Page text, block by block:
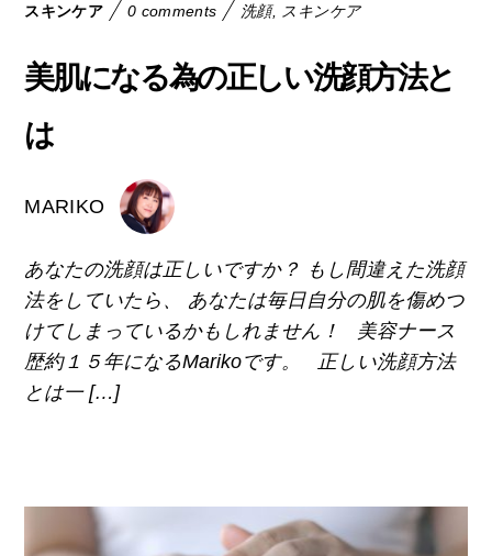
スキンケア 0 comments 洗顔, スキンケア
美肌になる為の正しい洗顔方法と
は
MARIKO
あなたの洗顔は正しいですか？ もし間違えた洗顔
法をしていたら、 あなたは毎日自分の肌を傷めつ
けてしまっているかもしれません！ 美容ナース
歴約１５年になるMarikoです。 正しい洗顔方法
とは一 […]